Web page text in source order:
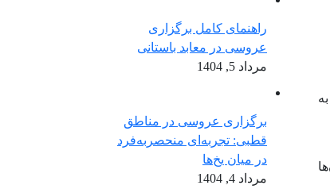
راهنمای کامل برگزاری
عروسی در معابد باستانی
مرداد 5, 1404
برگزاری عروسی در مناطق
قطبی: تجربه‌ای منحصربه‌فرد
در میان یخ‌ها
مرداد 4, 1404